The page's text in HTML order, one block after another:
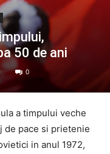
50 de ani
0
a timpului veche
de pace si prietenie
in anul 1972,